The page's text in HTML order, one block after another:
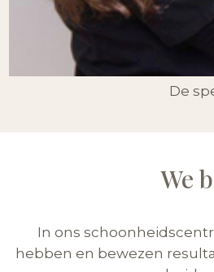
De
We
In ons
hebben en bewezen